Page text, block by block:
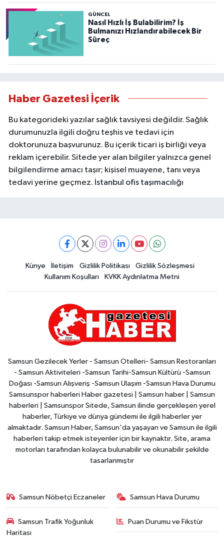
GÜNCEL
Nasıl Hızlı İş Bulabilirim? İş
Bulmanızı Hızlandırabilecek Bir
Süreç
Haber Gazetesi İçerik
Bu kategorideki yazılar sağlık tavsiyesi değildir. Sağlık
durumunuzla ilgili doğru teşhis ve tedavi için
doktorunuza başvurunuz. Bu içerik ticari iş birliği veya
reklam içerebilir. Sitede yer alan bilgiler yalnızca genel
bilgilendirme amacı taşır; kişisel muayene, tanı veya
tedavi yerine geçmez. İstanbul ofis taşımacılığı
Künye İletişim Gizlilik Politikası
Gizlilik Sözleşmesi
Kullanım Koşulları
KVKK Aydınlatma Metni
Samsun Gezilecek Yerler - Samsun Otelleri- Samsun Restoranları
- Samsun Aktiviteleri -Samsun Tarihi-Samsun Kültürü -Samsun
Doğası -Samsun Alışveriş -Samsun Ulaşım -Samsun Hava Durumu
Samsunspor haberleri Haber gazetesi | Samsun haber | Samsun
haberleri | Samsunspor Sitede, Samsun ilinde gerçekleşen yerel
haberler, Türkiye ve dünya gündemi ile ilgili haberler yer
almaktadır. Samsun Haber, Samsun'da yaşayan ve Samsun ile ilgili
haberleri takip etmek isteyenler için bir kaynaktır. Site, arama
motorları tarafından kolayca bulunabilir ve okunabilir şekilde
tasarlanmıştır
Samsun Nöbetçi Eczaneler Samsun Hava Durumu
Samsun Trafik Yoğunluk
Haritası
Puan Durumu ve Fikstür